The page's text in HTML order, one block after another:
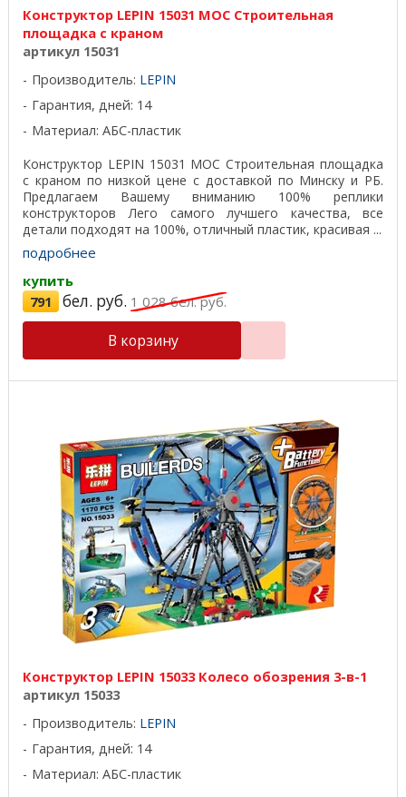
Конструктор LEPIN 15031 MOC Строительная
площадка с краном
артикул 15031
Производитель: LEPIN
Гарантия, дней: 14
Материал: АБС-пластик
Конструктор LEPIN 15031 MOC Строительная площадка
с краном по низкой цене с доставкой по Минску и РБ.
Предлагаем Вашему вниманию 100% реплики
конструкторов Лего самого лучшего качества, все
детали подходят на 100%, отличный пластик, красивая ...
подробнее
купить
791 бел. руб. 1 028бел. руб.
В корзину
Конструктор LEPIN 15033 Колесо обозрения 3-в-1
артикул 15033
Производитель: LEPIN
Гарантия, дней: 14
Материал: АБС-пластик